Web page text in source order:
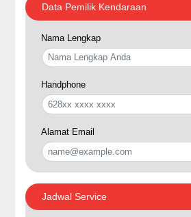
Data Pemilik Kendaraan
Nama Lengkap
Handphone
Alamat Email
Jadwal Service